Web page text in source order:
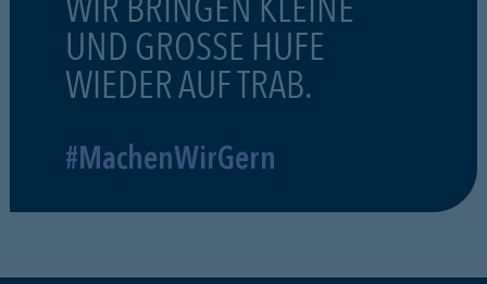
UND GROSSE HUFE
WIEDER AUF TRAB.
#MachenWirGern